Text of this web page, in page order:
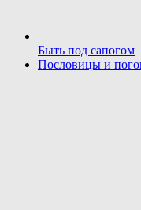
Быть под сапогом
Пословицы и